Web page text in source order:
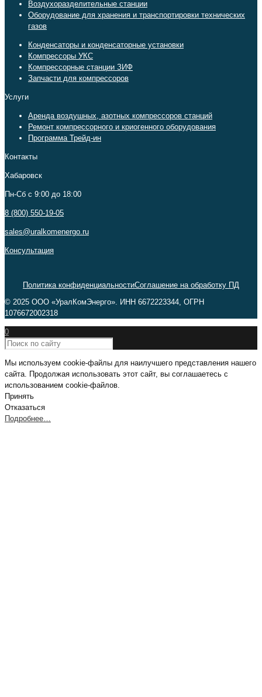
Воздухоразделительные станции
Оборудование для хранения и транспортировки технических
газов
Конденсаторы и конденсаторные установки
Компрессоры УКС
Компрессорные станции ЗИФ
Запчасти для компрессоров
Услуги
Аренда воздушных, азотных компрессоров станций
Ремонт компрессорного и криогенного оборудования
Программа Трейд-ин
Контакты
Хабаровск
Пн-Сб c 9:00 до 18:00
8 (800) 550-19-05
sales@uralkomenergo.ru
Консультация
Политика конфиденциальностиСоглашение на обработку ПД
© 2025 ООО «УралКомЭнерго». ИНН 6672223344, ОГРН
1076672002318
0
Мы используем cookie-файлы для наилучшего представления нашего
сайта. Продолжая использовать этот сайт, вы соглашаетесь с
использованием cookie-файлов.
Принять
Отказаться
Подробнее…